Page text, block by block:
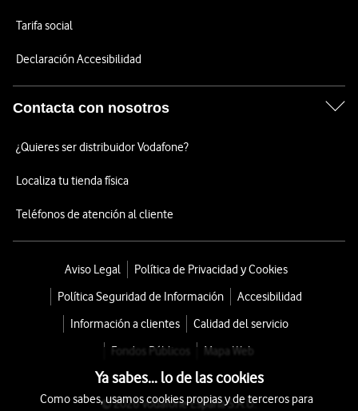
Tarifa social
Declaración Accesibilidad
Contacta con nosotros
¿Quieres ser distribuidor Vodafone?
Localiza tu tienda física
Teléfonos de atención al cliente
Aviso Legal
Política de Privacidad y Cookies
Política Seguridad de Información
Accesibilidad
Información a clientes
Calidad del servicio
Fondos Públicos
Mapa Web
© 2026 Vodafone España S.A.U.
Ya sabes... lo de las cookies
Como sabes, usamos cookies propias y de terceros para